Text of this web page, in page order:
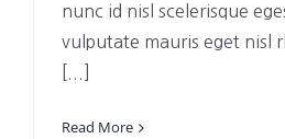
nunc id nisl scelerisque
vulputate mauris eget nisl
Read More